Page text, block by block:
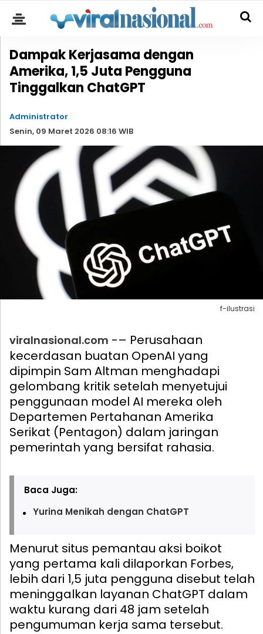
Dampak Kerjasama dengan
Amerika, 1,5 Juta Pengguna
Tinggalkan ChatGPT
Administrator
Senin, 09 Maret 2026 08:16 WIB
f-ilustrasi
viralnasional.com -– Perusahaan
kecerdasan buatan OpenAI yang
dipimpin Sam Altman menghadapi
gelombang kritik setelah menyetujui
penggunaan model AI mereka oleh
Departemen Pertahanan Amerika
Serikat (Pentagon) dalam jaringan
pemerintah yang bersifat rahasia.
Baca Juga:
Yurina Menikah dengan ChatGPT
Menurut situs pemantau aksi boikot
yang pertama kali dilaporkan Forbes,
lebih dari 1,5 juta pengguna disebut telah
meninggalkan layanan ChatGPT dalam
waktu kurang dari 48 jam setelah
pengumuman kerja sama tersebut.